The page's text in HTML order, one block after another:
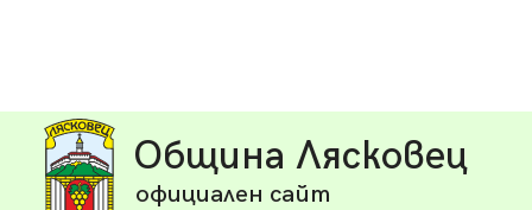
Община Лясковец
официален сайт